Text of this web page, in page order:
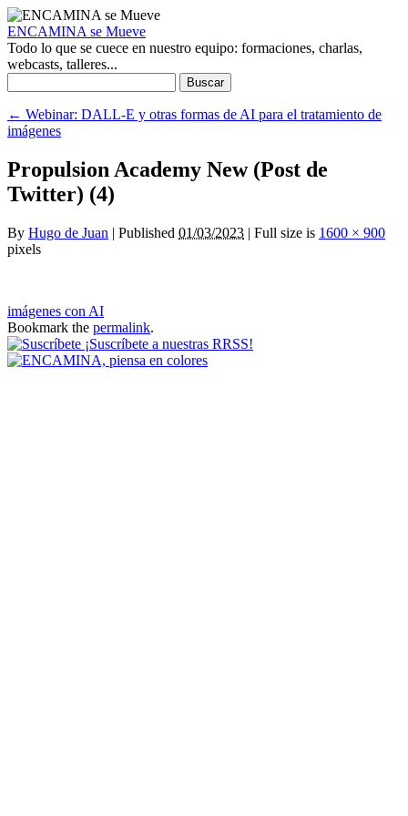
ENCAMINA se Mueve
Todo lo que se cuece en nuestro equipo: formaciones, charlas,
webcasts, talleres...
← Webinar: DALL-E y otras formas de AI para el tratamiento de
imágenes
Propulsion Academy New (Post de
Twitter) (4)
By Hugo de Juan | Published 01/03/2023 | Full size is 1600 × 900
pixels
imágenes con AI
Bookmark the permalink.
¡Suscríbete a nuestras RRSS!